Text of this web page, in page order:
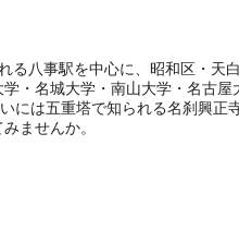
る八事駅を中心に、昭和区・天
・名城大学・南山大学・名古
には五重塔で知られる名刹興
ませんか。